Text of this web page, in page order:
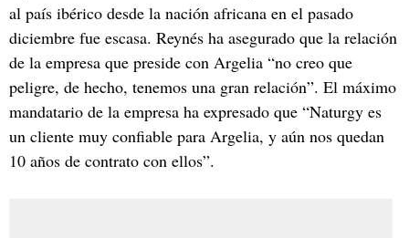
al país ibérico desde la nación africana en el pasado
diciembre fue escasa. Reynés ha asegurado que la relación
de la empresa que preside con Argelia “no creo que
peligre, de hecho, tenemos una gran relación”. El máximo
mandatario de la empresa ha expresado que “Naturgy es
un cliente muy confiable para Argelia, y aún nos quedan
10 años de contrato con ellos”.